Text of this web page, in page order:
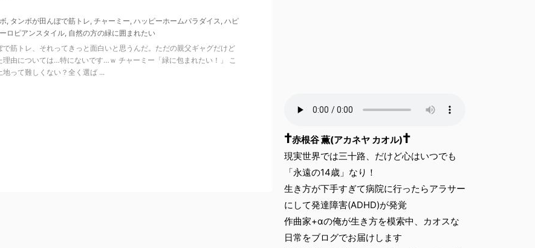
, タンボが田んぼで筋トレ, チャーミー, ハッピーホームパラダイス, ハピ
ロピアンスタイル, 自然の方の緑に囲まれたい
で筋トレ、それってきっと面白いと思うんだ。ただの親父ギャグだけど
理由については…特にないです…ｗ チャーミー「緑に包まれたい！」 こ
地って難しくない？全く選ば ...
†赤根谷 薫(アカネヤ カオル)†
現実世界では三十路、だけど心はいつでも
「永遠の14歳」なり！
生き方が下手すぎて病院に行ったらアラサー
にして発達障害(ADHD)が発覚
作曲家+αの俺が生き方を模索中、カオスな
日常をブログでお届けします